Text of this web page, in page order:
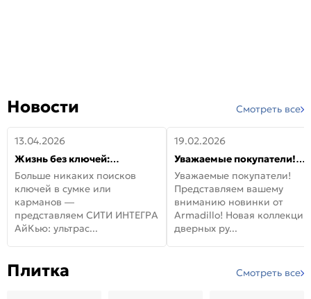
Новости Смотреть все
13.04.2026
Жизнь без ключей:
встречайте новую дверь
СИТИ ИНТЕГРА АйКью!
Больше никаких поисков
ключей в сумке или
карманов —
представляем СИТИ ИНТЕГРА
АйКью: ультрас...
19.02.2026
Уважаемые покупатели!
Представляем вашему
вниманию новинки от
Armadillo!
Уважаемые покупатели!
Представляем вашему
вниманию новинки от
Armadillo! Новая коллекция
дверных ру...
Плитка Смотреть все